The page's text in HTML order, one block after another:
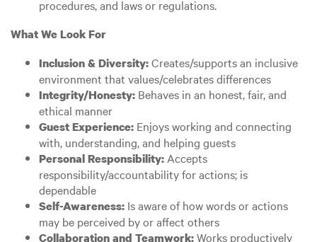
procedures, and laws or regulations.
What We Look For
Inclusion & Diversity:Creates/supports an inclusive
environment that values/celebrates differences
Integrity/Honesty: Behaves in an honest, fair, and
ethical manner
Guest Experience: Enjoys working and connecting
with, understanding, and helping guests
Personal Responsibility: Accepts
responsibility/accountability for actions; is
dependable
Self-Awareness: Is aware of how words or actions
may be perceived by or affect others
Collaboration and Teamwork:Works productively